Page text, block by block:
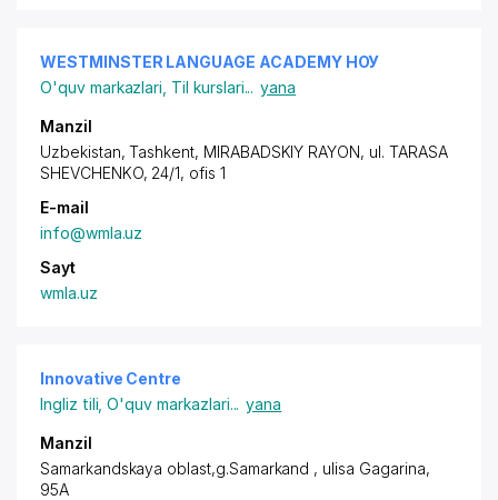
WESTMINSTER LANGUAGE ACADEMY НОУ
O'quv markazlari Til kurslari... yana
Manzil
Uzbekistan, Tashkent, MIRABADSKIY RAYON, ul. TARASA
SHEVCHENKO, 24/1, ofis 1
E-mail
info@wmla.uz
Sayt
wmla.uz
Innovative Centre
Ingliz tili ,O'quv markazlari... yana
Manzil
Samarkandskaya oblast,g.Samarkand , ulisa Gagarina,
95A